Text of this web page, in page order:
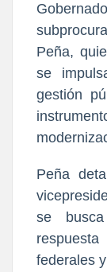
Peña,
se
gestión
Peña
se
federales